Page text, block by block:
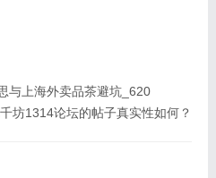
与上海外卖品茶避坑_620
千坊1314论坛的帖子真实性如何？